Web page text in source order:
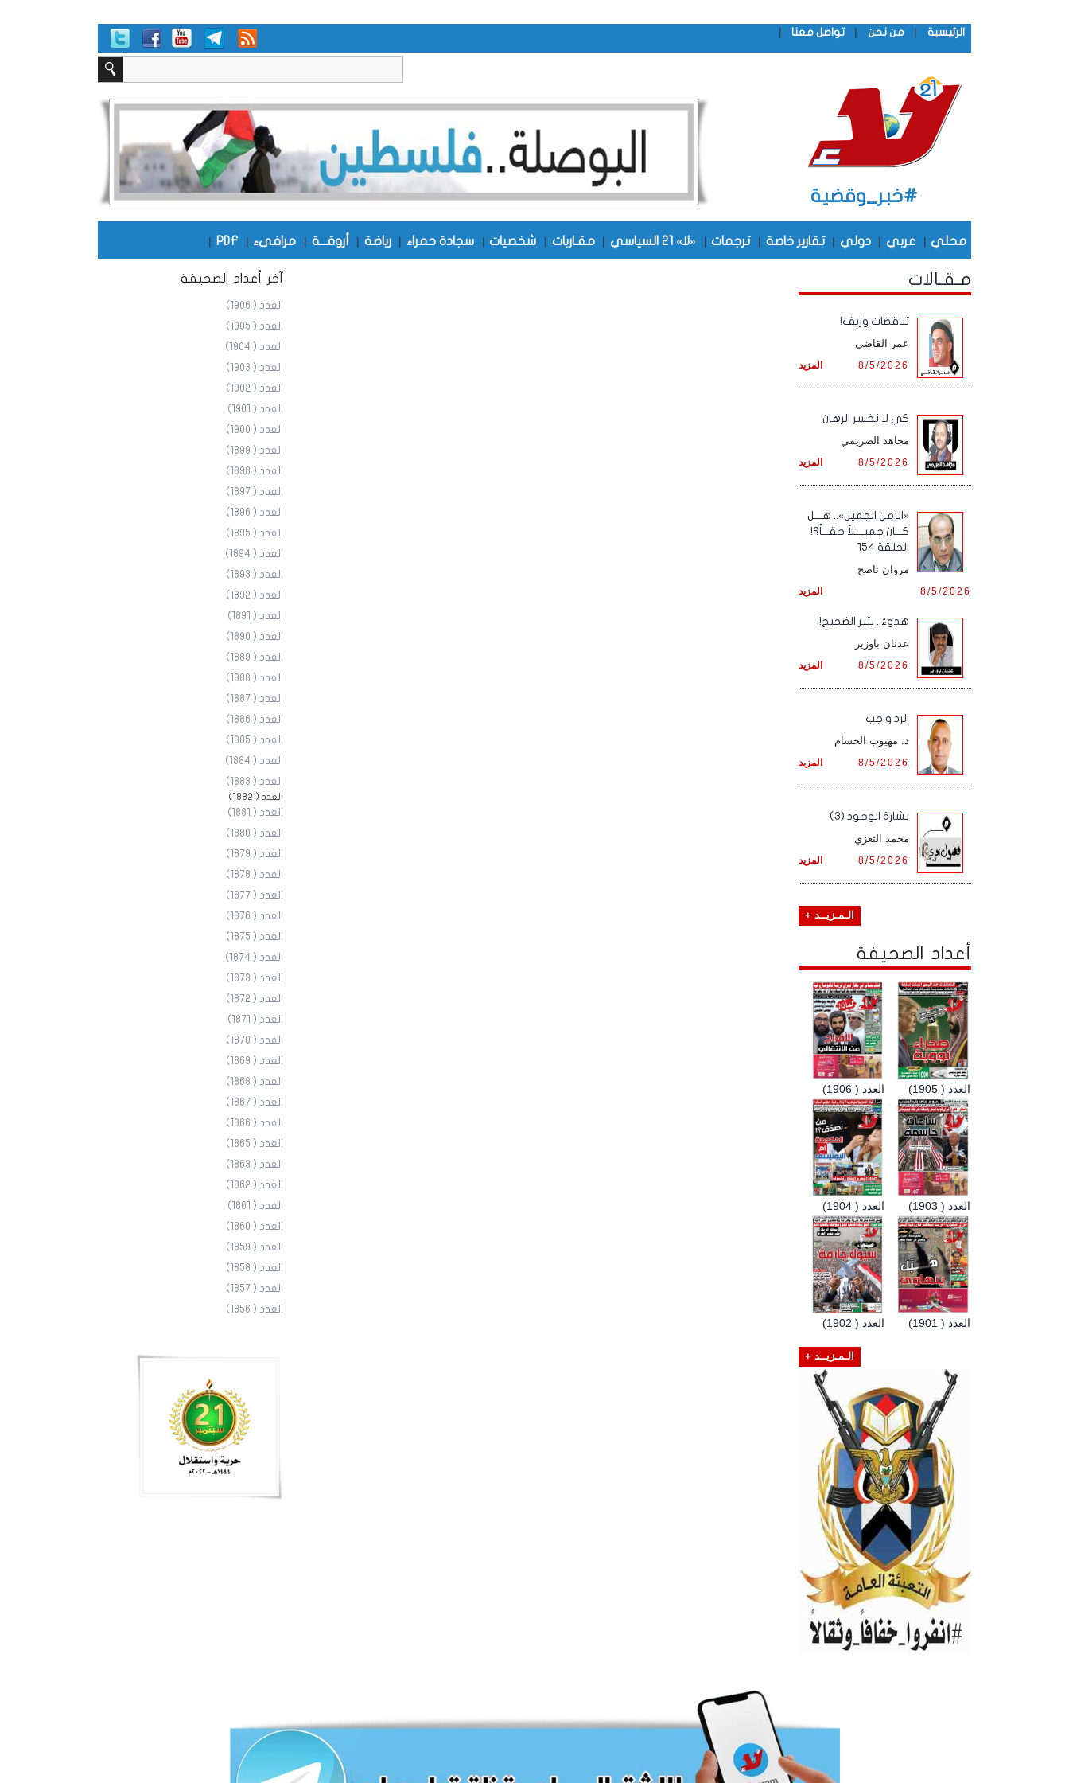
الرئيسية | من نحن | تواصل معنا |
#خبر_وقضية
محلي | عربي | دولي | تقارير خاصة | ترجمات | «لا» 21 السياسي | مقـاربات | شخصيات | سجادة حمراء | رياضة | أروقـــة | مرافىء |
PDF
|
آخر أعداد الصحيفة
العدد ( 1906)
العدد ( 1905)
العدد ( 1904)
العدد ( 1903)
العدد ( 1902)
العدد ( 1901)
العدد ( 1900)
العدد ( 1899)
العدد ( 1898)
العدد ( 1897)
العدد ( 1896)
العدد ( 1895)
العدد ( 1894)
العدد ( 1893)
العدد ( 1892)
العدد ( 1891)
العدد ( 1890)
العدد ( 1889)
العدد ( 1888)
العدد ( 1887)
العدد ( 1886)
العدد ( 1885)
العدد ( 1884)
العدد ( 1883)
العدد ( 1882)
العدد ( 1881)
العدد ( 1880)
العدد ( 1879)
العدد ( 1878)
العدد ( 1877)
العدد ( 1876)
العدد ( 1875)
العدد ( 1874)
العدد ( 1873)
العدد ( 1872)
العدد ( 1871)
العدد ( 1870)
العدد ( 1869)
العدد ( 1868)
العدد ( 1867)
العدد ( 1866)
العدد ( 1865)
العدد ( 1863)
العدد ( 1862)
العدد ( 1861)
العدد ( 1860)
العدد ( 1859)
العدد ( 1858)
العدد ( 1857)
العدد ( 1856)
مـقـالات
تناقضات وزيف!
عمر القاضي
المزيد 8/5/2026
كي لا نخسر الرهان
مجاهد الصريمي
المزيد 8/5/2026
«الزمن الجميل».. هـــل
كـــان جميــــلاً حقـــاً؟!
الحلقة 154
مروان ناصح
المزيد 8/5/2026
هدوءٌ.. يثير الضجيج!
عدنان باوزير
المزيد 8/5/2026
الرد واجب
د. مهيوب الحسام
المزيد 8/5/2026
بشارة الوجود (3)
محمد التعزي
المزيد 8/5/2026
الـمـزيــد +
أعداد الصحيفة
العدد ( 1906) العدد ( 1905)
العدد ( 1904) العدد ( 1903)
العدد ( 1902) العدد ( 1901)
الـمـزيــد +